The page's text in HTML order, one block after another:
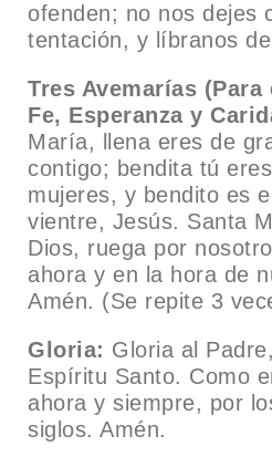
ofenden; no nos dejes
tentación, y líbranos
Tres Avemarías
Fe, Esperanza y
María, llena eres de
contigo; bendita tú
mujeres, y bendito es
vientre, Jesús. Santa
Dios, ruega por
ahora y en la hora de
Amén. (Se repite 3
Gloria: Gloria al
Espíritu Santo. Como
ahora y siempre, por
siglos. Amén.